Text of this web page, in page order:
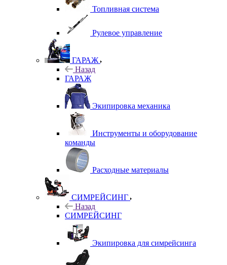
Топливная система
Рулевое управление
ГАРАЖ
Назад
ГАРАЖ
Экипировка механика
Инструменты и оборудование
команды
Расходные материалы
СИМРЕЙСИНГ
Назад
СИМРЕЙСИНГ
Экипировка для симрейсинга